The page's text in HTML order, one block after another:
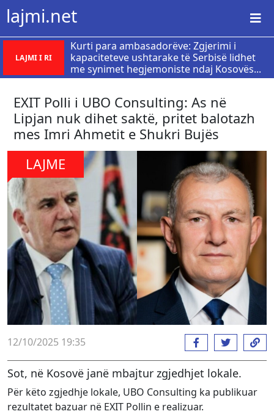
lajmi.net
LAJMI I RI
Kurti para ambasadorëve: Zgjerimi i
kapaciteteve ushtarake të Serbisë lidhet
me synimet hegjemoniste ndaj Kosovës...
EXIT Polli i UBO Consulting: As në
Lipjan nuk dihet saktë, pritet balotazh
mes Imri Ahmetit e Shukri Bujës
LAJME
12/10/2025 19:35
Sot, në Kosovë janë mbajtur zgjedhjet lokale.
Për këto zgjedhje lokale, UBO Consulting ka publikuar
rezultatet bazuar në EXIT Pollin e realizuar.